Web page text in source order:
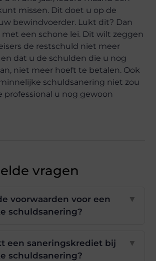
missen. Dit doet u op de
bewindvoerder. Lukt dit? Dan
een schone lei. Dit wilt zeggen
de restschuld niet meer
dat u de schulden die u nog
niet meer hoeft te betalen. Ook
schuldsanering niet zou
professional u nog gewoon
vragen
voorwaarden voor een
schuldsanering?
▼
een saneringskrediet bij
schuldsanering?
▼